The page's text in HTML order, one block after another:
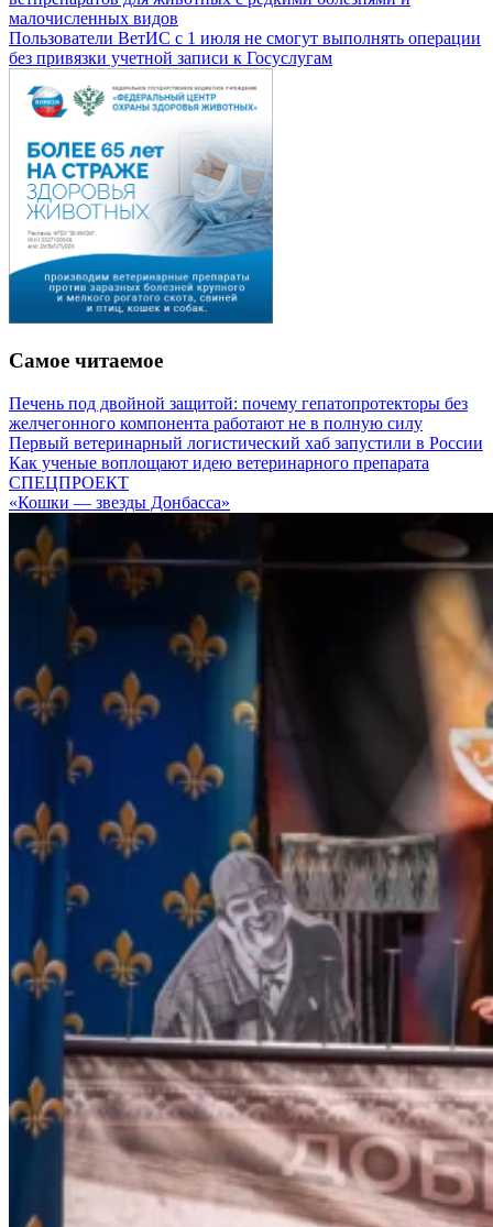
малочисленных видов
Пользователи ВетИС с 1 июля не смогут выполнять операции
без привязки учетной записи к Госуслугам
Самое читаемое
Печень под двойной защитой: почему гепатопротекторы без
желчегонного компонента работают не в полную силу
Первый ветеринарный логистический хаб запустили в России
Как ученые воплощают идею ветеринарного препарата
СПЕЦПРОЕКТ
«Кошки — звезды Донбасса»